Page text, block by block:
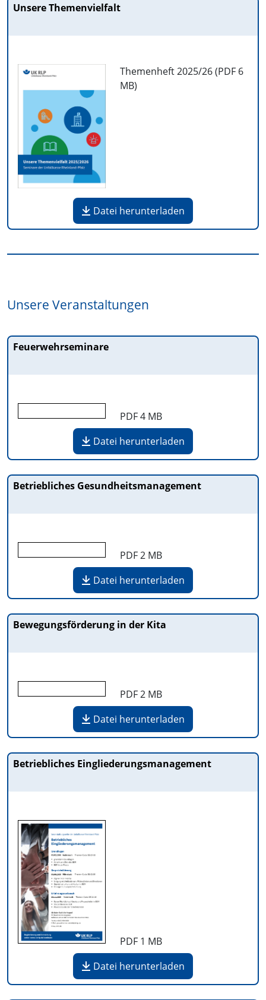
Unsere Themenvielfalt
Themenheft 2025/26 (PDF6
MB)
Datei herunterladen
Unsere Veranstaltungen
Feuerwehrseminare
PDF4 MB
Datei herunterladen
Betriebliches Gesundheitsmanagement
PDF2 MB
Datei herunterladen
Bewegungsförderung in der Kita
PDF2 MB
Datei herunterladen
Betriebliches Eingliederungsmanagement
PDF 1 MB
Datei herunterladen